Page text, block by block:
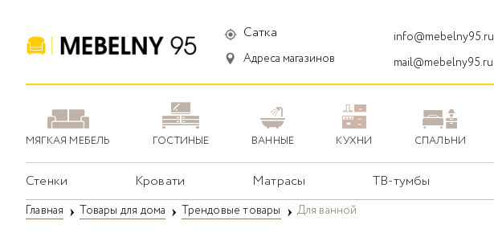
Сатка
Адреса магазинов
info@mebelny95.ru
mail@mebelny95.ru
МЯГКАЯ МЕБЕЛЬ ГОСТИНЫЕ ВАННЫЕ КУХНИ СПАЛЬНИ
Стенки Кровати Матрасы ТВ-тумбы
Главная Товары для дома Трендовые товары Для ванной